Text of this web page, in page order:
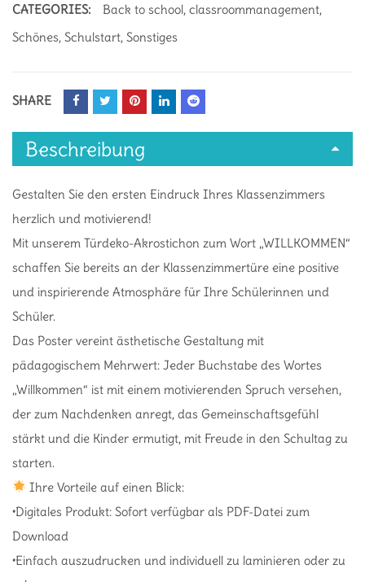
CATEGORIES: Back to school, classroommanagement,
Schönes, Schulstart, Sonstiges
SHARE
Beschreibung
Gestalten Sie den ersten Eindruck Ihres Klassenzimmers
herzlich und motivierend!
Mit unserem Türdeko-Akrostichon zum Wort „WILLKOMMEN“
schaffen Sie bereits an der Klassenzimmertüre eine positive
und inspirierende Atmosphäre für Ihre Schülerinnen und
Schüler.
Das Poster vereint ästhetische Gestaltung mit
pädagogischem Mehrwert: Jeder Buchstabe des Wortes
„Willkommen“ ist mit einem motivierenden Spruch versehen,
der zum Nachdenken anregt, das Gemeinschaftsgefühl
stärkt und die Kinder ermutigt, mit Freude in den Schultag zu
starten.
Ihre Vorteile auf einen Blick:
•Digitales Produkt: Sofort verfügbar als PDF-Datei zum
Download
•Einfach auszudrucken und individuell zu laminieren oder zu